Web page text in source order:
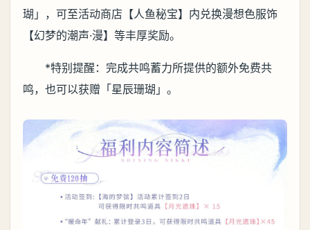
瑚」，可至活动商店【人鱼秘宝】内兑换漫想色服饰
【幻梦的潮声·漫】等丰厚奖励。
*特别提醒：完成共鸣蓄力所提供的额外免费共
鸣，也可以获赠「星辰珊瑚」。